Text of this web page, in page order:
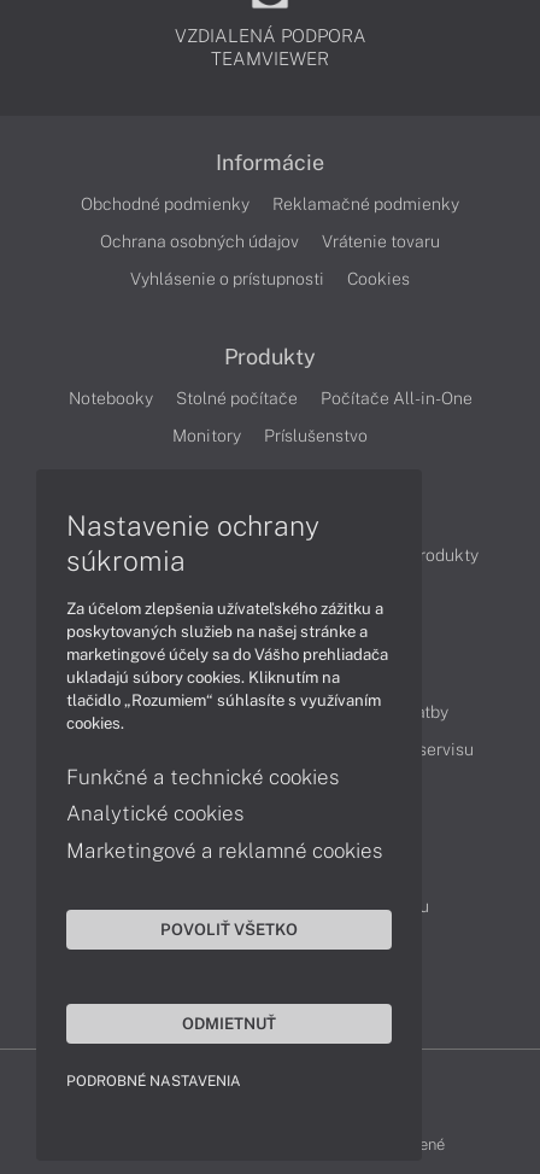
VZDIALENÁ PODPORA
TEAMVIEWER
Informácie
Obchodné podmienky
Reklamačné podmienky
Ochrana osobných údajov
Vrátenie tovaru
Vyhlásenie o prístupnosti
Cookies
Produkty
Notebooky Stolné počítače
Počítače All-in-One
Monitory
Príslušenstvo
Články
Obchodné informácie
Produkty
Obsah
Ako nakupovať
Možnosti doručenia a platby
Cenník servisu
Kontakty
Servisné oddelenie
Reklamácia tovaru
MSI-SHOP © 2017 - 2026 Všetky práva vyhradené
Nastavenie ochrany
súkromia
Za účelom zlepšenia užívateľského zážitku a
poskytovaných služieb na našej stránke a
marketingové účely sa do Vášho prehliadača
ukladajú súbory cookies. Kliknutím na
tlačidlo „Rozumiem“ súhlasíte s využívaním
cookies.
Funkčné a technické cookies
Analytické cookies
Marketingové a reklamné cookies
POVOLIŤ VŠETKO
ODMIETNUŤ
PODROBNÉ NASTAVENIA